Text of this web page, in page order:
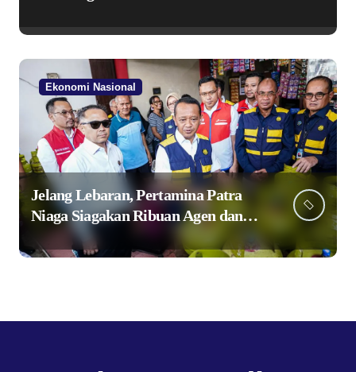
Ekonomi Nasional
Jelang Lebaran, Pertamina Patra
Niaga Siagakan Ribuan Agen dan
Pangkalan LPG 3 Kg